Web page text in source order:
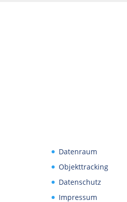
Datenraum
Objekttracking
Datenschutz
Impressum